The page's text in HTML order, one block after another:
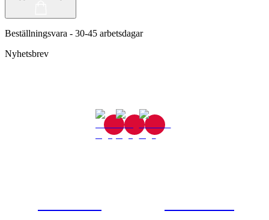
Beställningsvara - 30-45 arbetsdagar
Nyhetsbrev